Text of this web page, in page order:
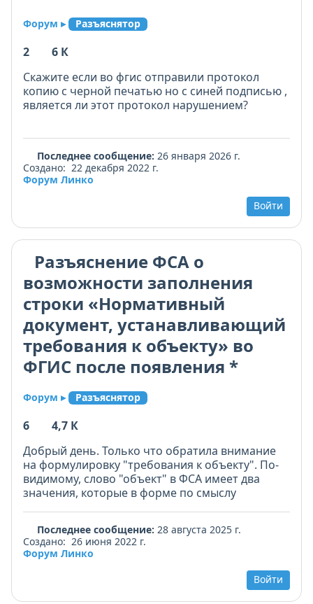
Форум ▸ Разъяснятор
2
6 К
Скажите если во фгис отправили протокол
копию с черной печатью но с синей подписью ,
является ли этот протокол нарушением?
Последнее сообщение: 26 января 2026 г.
Создано: 22 декабря 2022 г.
Форум Линко
Войти
Разъяснение ФСА о
возможности заполнения
строки «Нормативный
документ, устанавливающий
требования к объекту» во
ФГИС после появления *
Форум ▸ Разъяснятор
6
4,7 К
Добрый день. Только что обратила внимание
на формулировку "требования к объекту". По-
видимому, слово "объект" в ФСА имеет два
значения, которые в форме по смыслу
исследования "Окружающая среда".
Формулировки, конечно, непонятные, я пишу
название методик проведения радиационного
обследования, правильно это или нет? И что
может быть другое? Требования к территории в
Последнее сообщение: 28 августа 2025 г.
Создано: 26 июня 2022 г.
Форум Линко
Войти